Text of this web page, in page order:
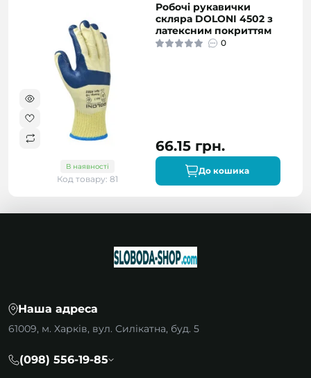
В наявності
Код товару: 81
Робочі рукавички
скляра DOLONI 4502 з
латексним покриттям
0
66.15 грн.
До кошика
Наша адреса
61009, м. Харків, вул. Силікатна, буд. 5
(098) 556-19-85